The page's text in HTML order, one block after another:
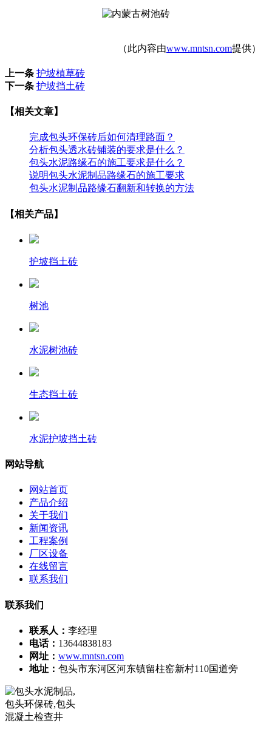
（此内容由www.mntsn.com提供）
上一条 护坡植草砖
下一条 护坡挡土砖
【相关文章】
完成包头环保砖后如何清理路面？
分析包头透水砖铺装的要求是什么？
包头水泥路缘石的施工要求是什么？
说明包头水泥制品路缘石的施工要求
包头水泥制品路缘石翻新和转换的方法
【相关产品】
护坡挡土砖
树池
水泥树池砖
生态挡土砖
水泥护坡挡土砖
网站导航
网站首页
产品介绍
关于我们
新闻资讯
工程案例
厂区设备
在线留言
联系我们
联系我们
联系人： 李经理
电话： 13644838183
网址： www.mntsn.com
地址： 包头市东河区河东镇留柱窑新村110国道旁